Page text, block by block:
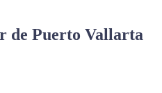
de Puerto Vallarta